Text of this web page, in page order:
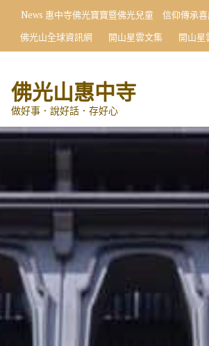
content
News 惠中寺佛光寶寶暨佛光兒童 信仰傳承
佛光山全球資訊網
開山星雲文集 開山星
佛光山惠中寺
做好事．說好話．存好心